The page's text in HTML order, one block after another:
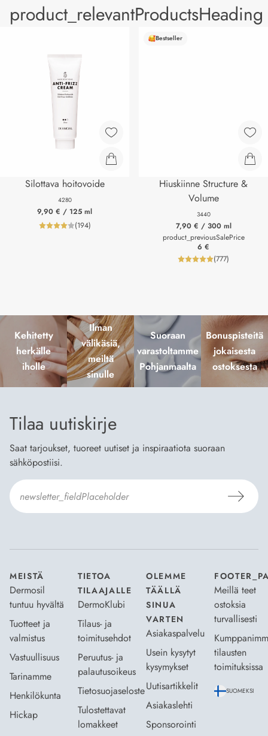
product_relevantProductsHeading
Silottava hoitovoide
4280
9,90 € / 125 ml
product_reviewNumberLabel
(194)
Bestseller
Hiuskiinne Structure &
Volume
3440
7,90 € / 300 ml
product_previousSalePrice
6 €
(777)
Kehitetty
herkälle
iholle
Ilman
välikäsiä,
meiltä
sinulle
Suoraan
varastoltamme
Pohjanmaalta
Bonuspisteitä
jokaisesta
ostoksesta
Tilaa uutiskirje
Saat tarjoukset, tuoreet uutiset ja inspiraatiota suoraan
sähköpostiisi.
MEISTÄ
Dermosil
tuntuu hyvältä
Tuotteet ja
valmistus
Vastuullisuus
Tarinamme
Henkilökunta
Hickap
TIETOA
TILAAJALLE
DermoKlubi
Tilaus- ja
toimitusehdot
Peruutus- ja
palautusoikeus
Tietosuojaseloste
Tulostettavat
lomakkeet
OLEMME
TÄÄLLÄ
SINUA
VARTEN
Asiakaspalvelu
Usein kysytyt
kysymykset
Uutisartikkelit
Asiakaslehti
Sponsorointi
Meillä teet
ostoksia
turvallisesti
tilausten
toimituksissa
SUOMEKSI